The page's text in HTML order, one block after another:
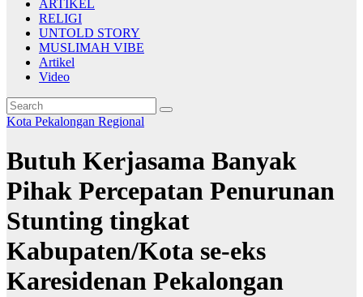
ARTIKEL
RELIGI
UNTOLD STORY
MUSLIMAH VIBE
Artikel
Video
Kota Pekalongan Regional
Butuh Kerjasama Banyak
Pihak Percepatan Penurunan
Stunting tingkat
Kabupaten/Kota se-eks
Karesidenan Pekalongan